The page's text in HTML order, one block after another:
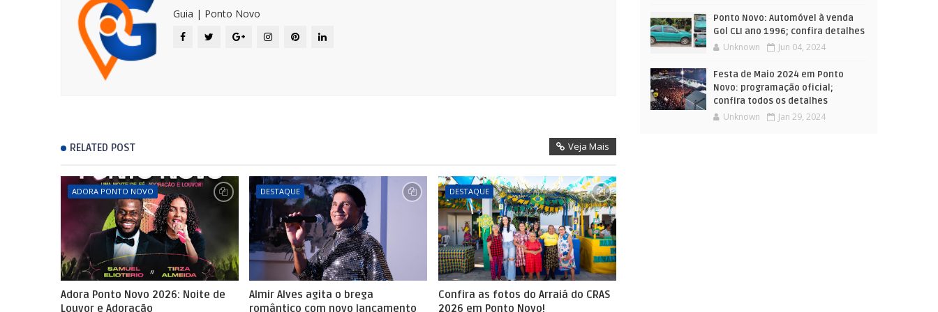
Guia | Ponto Novo
RELATED POST Veja Mais
ADORA PONTO NOVO
Adora Ponto Novo 2026: Noite de
Louvor e Adoração
DESTAQUE
Almir Alves agita o brega
romântico com novo lançamento
DESTAQUE
Confira as fotos do Arraiá do CRAS
2026 em Ponto Novo!
Ponto Novo: Automóvel à venda
Gol CLI ano 1996; confira detalhes
Unknown Jun 04, 2024
Festa de Maio 2024 em Ponto
Novo: programação oficial;
confira todos os detalhes
Unknown Jan 29, 2024